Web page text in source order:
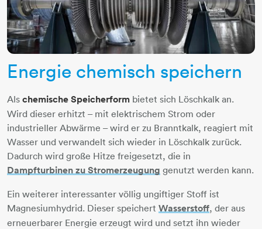
​​​​​​​Energie chemisch speichern
Als chemische Speicherform bietet sich Löschkalk an.
Wird dieser erhitzt – mit elektrischem Strom oder
industrieller Abwärme – wird er zu Branntkalk, reagiert mit
Wasser und verwandelt sich wieder in Löschkalk zurück.
Dadurch wird große Hitze freigesetzt, die in
Dampfturbinen zu Stromerzeugung ​​​​​​​ genutzt werden kann.
Ein weiterer interessanter völlig ungiftiger Stoff ist
Magnesiumhydrid. Dieser speichert Wasserstoff​​​​​​​, der aus
erneuerbarer Energie erzeugt wird und setzt ihn wieder